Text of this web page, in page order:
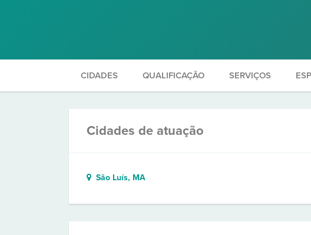
CIDADES QUALIFICAÇÃO SERVIÇOS
Cidades de atuação
São Luís, MA